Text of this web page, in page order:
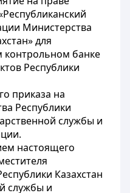
Министерства
для
банке
Республики
приказа на
Республики
службы и
настоящего
Казахстан
службы и